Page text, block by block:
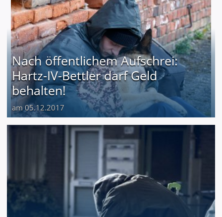
Nach öffentlichem Aufschrei:
Hartz-IV-Bettler darf Geld
behalten!
am 05.12.2017